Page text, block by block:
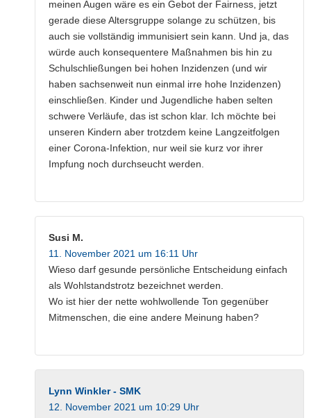
meinen Augen wäre es ein Gebot der Fairness, jetzt
gerade diese Altersgruppe solange zu schützen, bis
auch sie vollständig immunisiert sein kann. Und ja, das
würde auch konsequentere Maßnahmen bis hin zu
Schulschließungen bei hohen Inzidenzen (und wir
haben sachsenweit nun einmal irre hohe Inzidenzen)
einschließen. Kinder und Jugendliche haben selten
schwere Verläufe, das ist schon klar. Ich möchte bei
unseren Kindern aber trotzdem keine Langzeitfolgen
einer Corona-Infektion, nur weil sie kurz vor ihrer
Impfung noch durchseucht werden.
Susi M.
11. November 2021 um 16:11 Uhr
Wieso darf gesunde persönliche Entscheidung einfach
als Wohlstandstrotz bezeichnet werden.
Wo ist hier der nette wohlwollende Ton gegenüber
Mitmenschen, die eine andere Meinung haben?
Lynn Winkler - SMK
12. November 2021 um 10:29 Uhr